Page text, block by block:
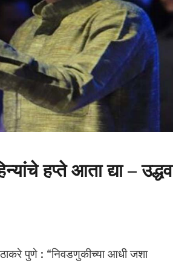
हप्ते आता द्या – उद्धव
ठाकरे पुणे : “निवडणुकीच्या आधी जशा